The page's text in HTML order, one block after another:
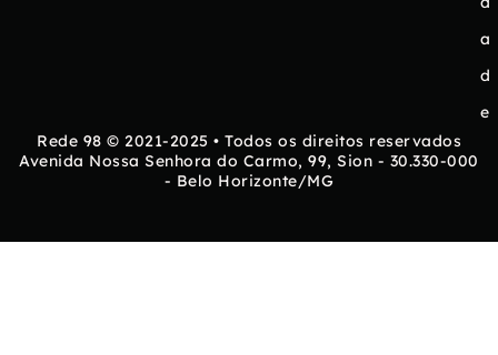
a
d
e
Rede 98 © 2021-2025 • Todos os direitos reservados
Avenida Nossa Senhora do Carmo, 99, Sion - 30.330-000
- Belo Horizonte/MG